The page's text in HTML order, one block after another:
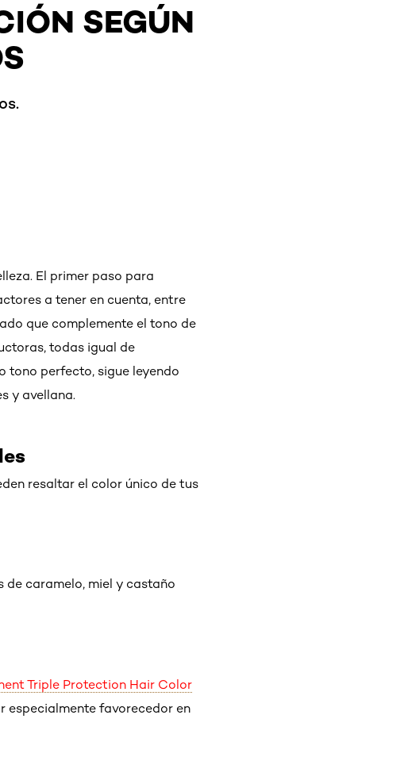
SEGÚN
El primer paso para
a tener en cuenta, entre
que complemente el tono de
todas igual de
tono perfecto, sigue leyendo
y avellana.
resaltar el color único de tus
de caramelo, miel y castaño
Triple Protection Hair Color
especialmente favorecedor en